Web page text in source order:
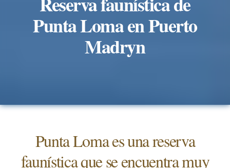
Punta Loma en Puerto
Madryn
Punta Loma es una reserva
faunística que se encuentra muy